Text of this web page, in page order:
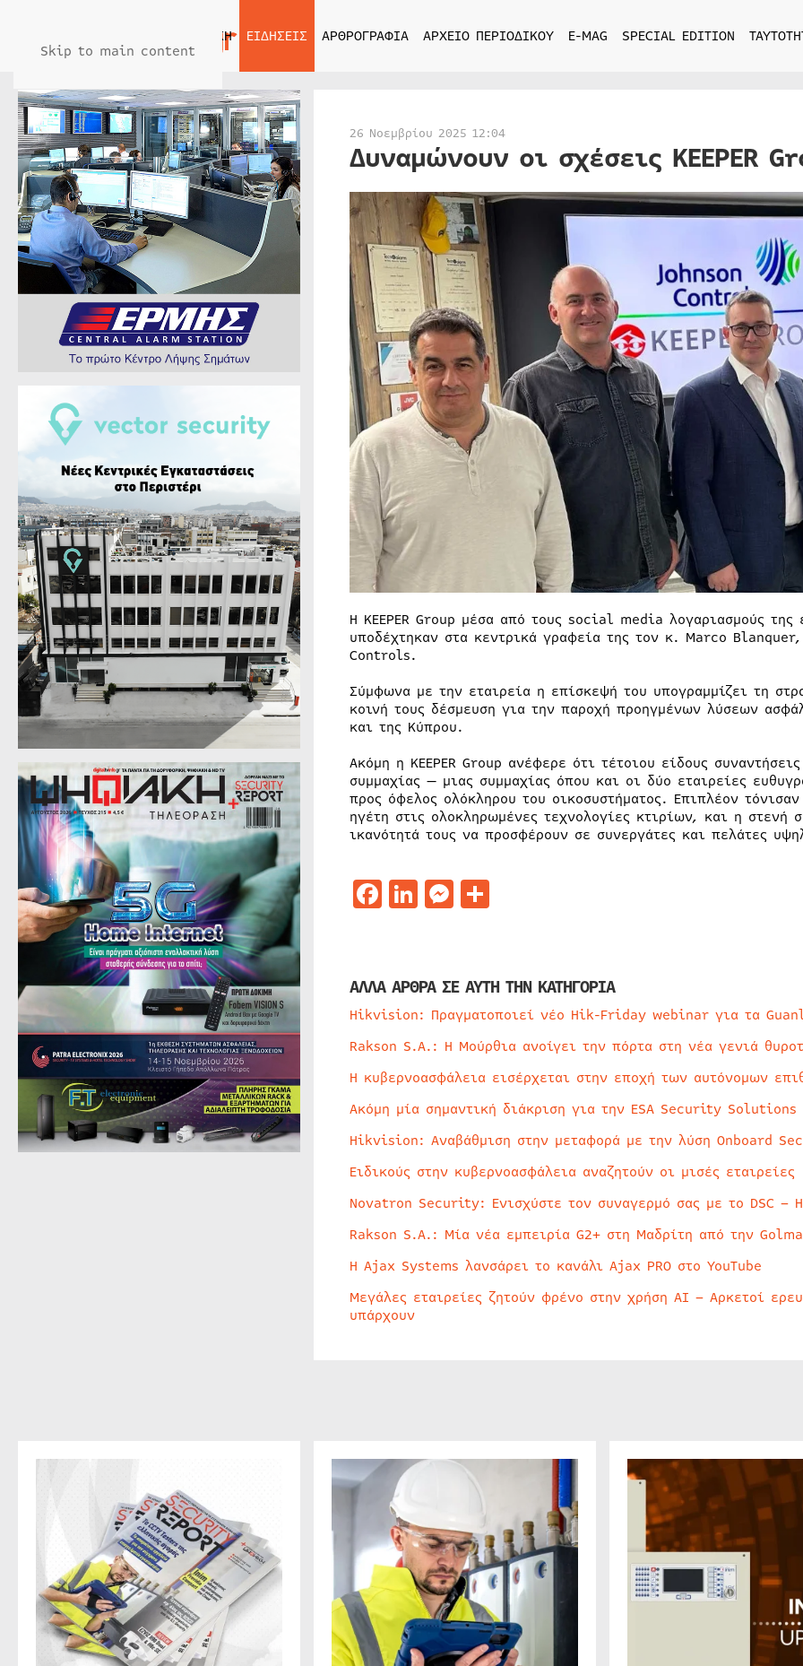
Skip to main content
ΑΡΧΙΚΗ ΕΙΔΗΣΕΙΣ ΑΡΘΡΟΓΡΑΦΙΑ ΑΡΧΕΙΟ ΠΕΡΙΟΔΙΚΟΥ E-MAG SPECIAL EDITION
26 Νοεμβρίου 2025 12:04
Δυναμώνουν οι σχέσεις KEEPER
Η KEEPER Group μέσα από τους social media λογαριασμούς
υποδέχτηκαν στα κεντρικά γραφεία της τον κ. Marco
Controls.
Σύμφωνα με την εταιρεία η επίσκεψή του υπογραμμίζει τη
κοινή τους δέσμευση για την παροχή προηγμένων λύσεων
και της Κύπρου.
Ακόμη η KEEPER Group ανέφερε ότι τέτοιου είδους
συμμαχίας — μιας συμμαχίας όπου και οι δύο εταιρείες
προς όφελος ολόκληρου του οικοσυστήματος. Επιπλέον
ηγέτη στις ολοκληρωμένες τεχνολογίες κτιρίων, και η στενή
ικανότητά τους να προσφέρουν σε συνεργάτες και πελάτες
Facebook
LinkedIn
Messenger
Μοιραστείτε
ΑΛΛΑ ΑΡΘΡΑ ΣΕ ΑΥΤΗ ΤΗΝ ΚΑΤΗΓΟΡΙΑ
Hikvision: Πραγματοποιεί νέο Hik-Friday webinar για τα
Rakson S.A.: Η Μούρθια ανοίγει την πόρτα στη νέα γενιά
Η κυβερνοασφάλεια εισέρχεται στην εποχή των αυτόνομων
Ακόμη μία σημαντική διάκριση για την ESA Security Solutions
Hikvision: Αναβάθμιση στην μεταφορά με την λύση Onboard
Ειδικούς στην κυβερνοασφάλεια αναζητούν οι μισές εταιρείες
Novatron Security: Ενισχύστε τον συναγερμό σας με το DSC –
Rakson S.A.: Μία νέα εμπειρία G2+ στη Μαδρίτη από την
Η Ajax Systems λανσάρει το κανάλι Ajax PRO στο YouTube
Μεγάλες εταιρείες ζητούν φρένο στην χρήση AI – Αρκετοί
υπάρχουν